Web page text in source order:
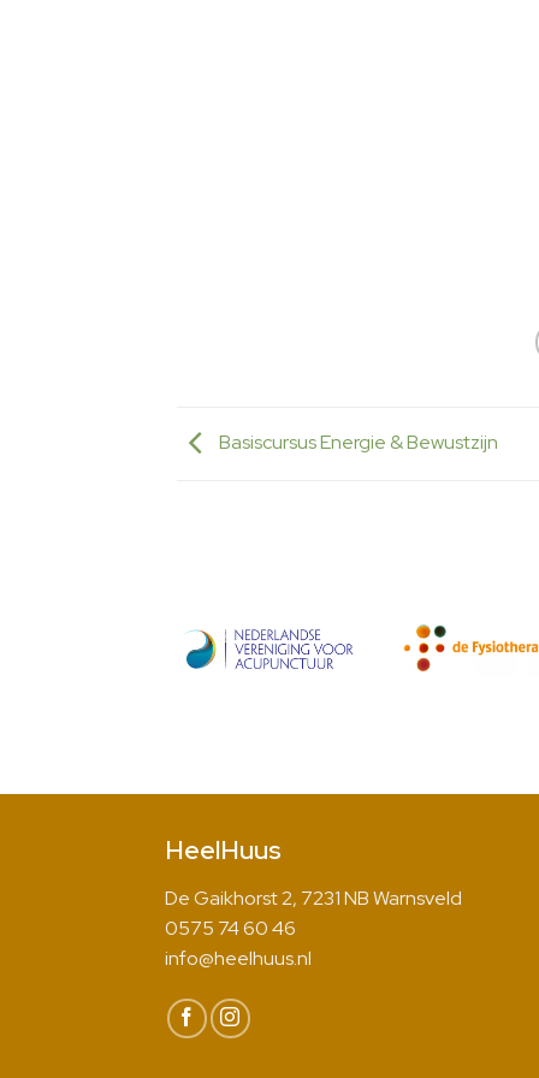
Basiscursus Energie & Bewustzijn
HeelHuus
De Gaikhorst 2, 7231 NB Warnsveld
0575 74 60 46
info@heelhuus.nl